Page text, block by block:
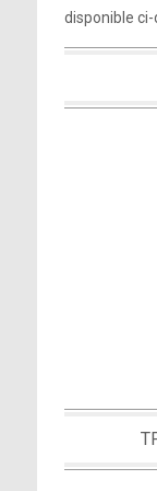
disponible ci-